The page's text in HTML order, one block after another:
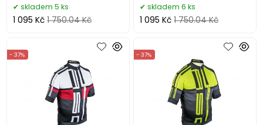
skladem 5 ks
1 095 Kč 1 750.04 Kč
skladem 6 ks
1 095 Kč 1 750.04 Kč
- 37% - 37%